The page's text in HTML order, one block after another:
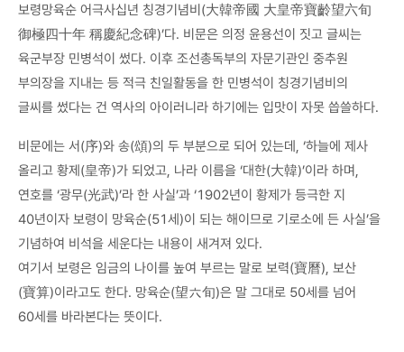
보령망육순 어극사십년 칭경기념비(大韓帝國 大皇帝寶齡望六旬
御極四十年 稱慶紀念碑)’다. 비문은 의정 윤용선이 짓고 글씨는
육군부장 민병석이 썼다. 이후 조선총독부의 자문기관인 중추원
부의장을 지내는 등 적극 친일활동을 한 민병석이 칭경기념비의
글씨를 썼다는 건 역사의 아이러니라 하기에는 입맛이 자못 씁쓸하다.
비문에는 서(序)와 송(頌)의 두 부분으로 되어 있는데, ‘하늘에 제사
올리고 황제(皇帝)가 되었고, 나라 이름을 ‘대한(大韓)’이라 하며,
연호를 ‘광무(光武)’라 한 사실’과 ‘1902년이 황제가 등극한 지
40년이자 보령이 망육순(51세)이 되는 해이므로 기로소에 든 사실’을
기념하여 비석을 세운다는 내용이 새겨져 있다.
여기서 보령은 임금의 나이를 높여 부르는 말로 보력(寶曆), 보산
(寶算)이라고도 한다. 망육순(望六旬)은 말 그대로 50세를 넘어
60세를 바라본다는 뜻이다.